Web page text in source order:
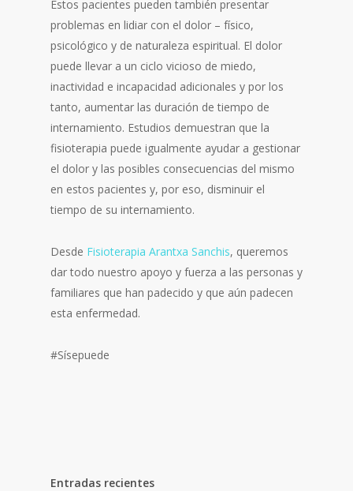
Estos pacientes pueden también presentar
problemas en lidiar con el dolor – físico,
psicológico y de naturaleza espiritual. El dolor
puede llevar a un ciclo vicioso de miedo,
inactividad e incapacidad adicionales y por los
tanto, aumentar las duración de tiempo de
internamiento. Estudios demuestran que la
fisioterapia puede igualmente ayudar a gestionar
el dolor y las posibles consecuencias del mismo
en estos pacientes y, por eso, disminuir el
tiempo de su internamiento.
Desde Fisioterapia Arantxa Sanchis, queremos
dar todo nuestro apoyo y fuerza a las personas y
familiares que han padecido y que aún padecen
esta enfermedad.
#Sísepuede
Entradas recientes